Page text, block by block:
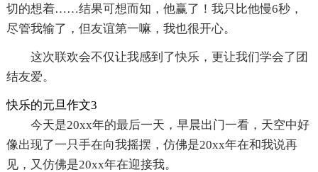
切的想着……结果可想而知，他赢了！我只比他慢6秒，
尽管我输了，但友谊第一嘛，我也很开心。
这次联欢会不仅让我感到了快乐，更让我们学会了团
结友爱。
快乐的元旦作文3
今天是20xx年的最后一天，早晨出门一看，天空中好
像出现了一只手在向我摇摆，仿佛是20xx年在和我说再
见，又仿佛是20xx年在迎接我。